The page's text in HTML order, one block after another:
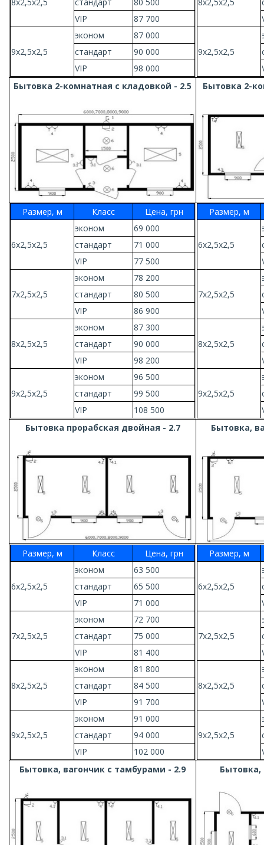
VIP
87 700
9х2,5х2,5
эконом
87 000
стандарт
90 000
VIP
98 000
9х2,5х2,5
Бытовка 2-комнатная с кладовкой - 2.5
Бытовка 2-
Размер, м Класс Цена, грн
6х2,5х2,5
эконом
69 000
стандарт
71 000
VIP
77 500
7х2,5х2,5
эконом
78 200
стандарт
80 500
VIP
86 900
8х2,5х2,5
эконом
87 300
стандарт
90 000
VIP
98 200
9х2,5х2,5
эконом
96 500
стандарт
99 500
VIP
108 500
Размер, м
6х2,5х2,5
7х2,5х2,5
8х2,5х2,5
9х2,5х2,5
Бытовка прорабская двойная - 2.7
Бытовка,
Размер, м Класс Цена, грн
6х2,5х2,5
эконом
63 500
стандарт
65 500
VIP
71 000
7х2,5х2,5
эконом
72 700
стандарт
75 000
VIP
81 400
8х2,5х2,5
эконом
81 800
стандарт
84 500
VIP
91 700
9х2,5х2,5
эконом
91 000
стандарт
94 000
VIP
102 000
Размер, м
6х2,5х2,5
7х2,5х2,5
8х2,5х2,5
9х2,5х2,5
Бытовка, вагончик с тамбурами - 2.9
Бытовка,